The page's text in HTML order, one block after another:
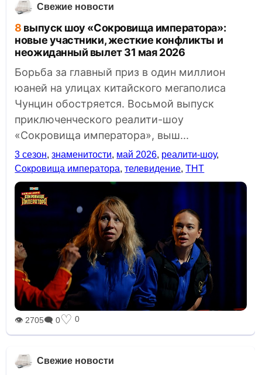
Свежие новости
8 выпуск шоу «Сокровища императора»:
новые участники, жесткие конфликты и
неожиданный вылет 31 мая 2026
Борьба за главный приз в один миллион
юаней на улицах китайского мегаполиса
Чунцин обостряется. Восьмой выпуск
приключенческого реалити-шоу
«Сокровища императора», выш...
3 сезон,знаменитости, май 2026, реалити-шоу,
Сокровища императора,телевидение,ТНТ
👁 2705🗨 0♡ 0
Свежие новости